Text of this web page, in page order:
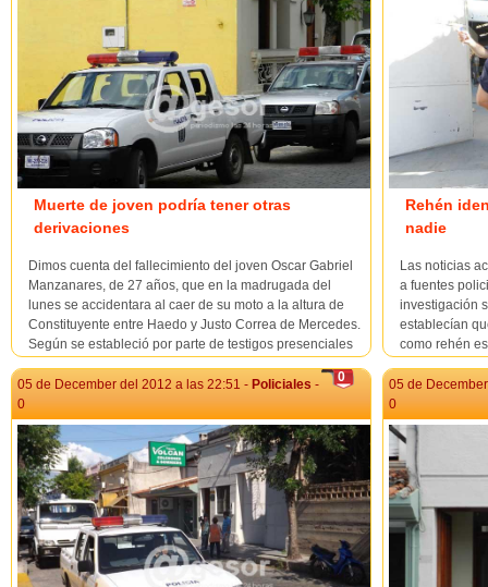
Muerte de joven podría tener otras
derivaciones
Dimos cuenta del fallecimiento del joven Oscar Gabriel
Manzanares, de 27 años, que en la madrugada del
lunes se accidentara al caer de su moto a la altura de
Constituyente entre Haedo y Justo Correa de Mercedes.
Según se estableció por parte de testigos presenciales
Rehén
nadie
Las noticias
a fuentes
investigación
establecían
como rehén
0
05 de December del 2012 a las 22:51 - Policiales -
0
05 de
0